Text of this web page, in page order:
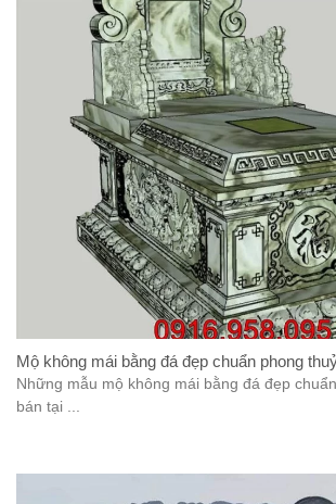
Mộ không mái bằng đá đẹp chuẩn phong
Những mẫu mộ không mái bằng đá đẹp
bán tại ...